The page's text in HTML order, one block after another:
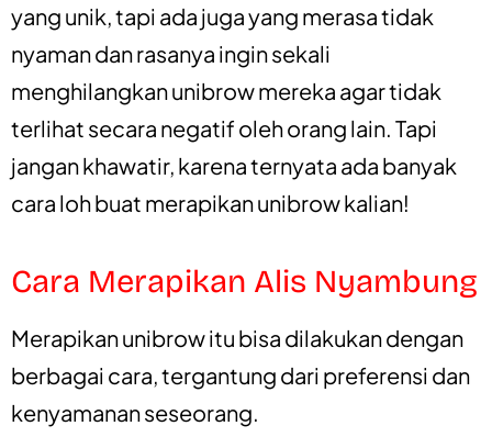
yang unik, tapi ada juga yang merasa tidak
nyaman dan rasanya ingin sekali
menghilangkan unibrow mereka agar tidak
terlihat secara negatif oleh orang lain. Tapi
jangan khawatir, karena ternyata ada banyak
cara loh buat merapikan unibrow kalian!
Cara Merapikan Alis Nyambung
Merapikan unibrow itu bisa dilakukan dengan
berbagai cara, tergantung dari preferensi dan
kenyamanan seseorang.